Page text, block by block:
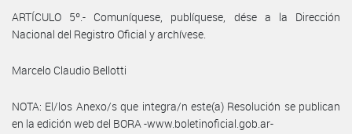
ARTÍCULO 5º.- Comuníquese, publíquese, dése a la Dirección
Nacional del Registro Oficial y archívese.
Marcelo Claudio Bellotti
NOTA: El/los Anexo/s que integra/n este(a) Resolución se publican
en la edición web del BORA -www.boletinoficial.gob.ar-